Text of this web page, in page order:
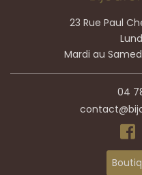
23 Rue Paul
Mardi au
04